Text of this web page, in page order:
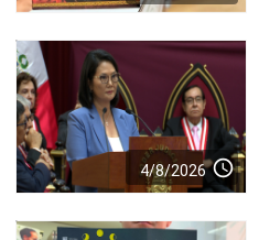
4/8/2026 access_time